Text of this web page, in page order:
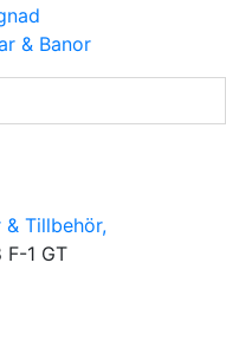
& Banor
& Tillbehör,
1 GT